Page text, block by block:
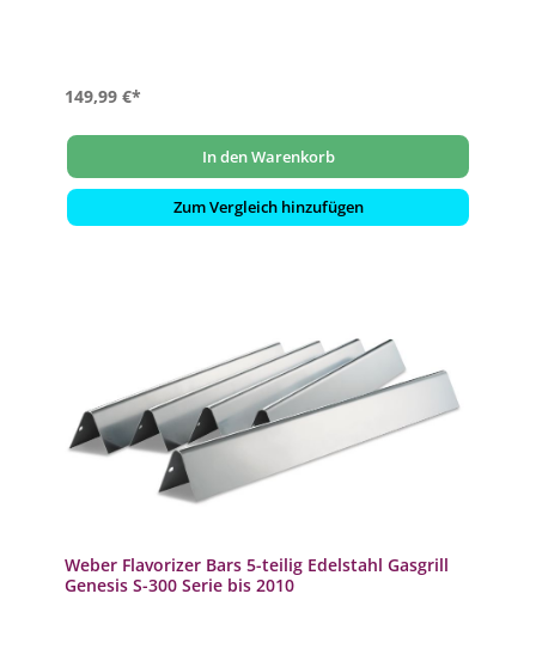
149,99 €*
In den Warenkorb
Zum Vergleich hinzufügen
Weber Flavorizer Bars 5-teilig Edelstahl Gasgrill
Genesis S-300 Serie bis 2010